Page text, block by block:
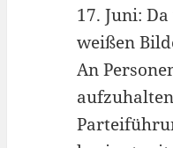
17. Juni:
weißen
An